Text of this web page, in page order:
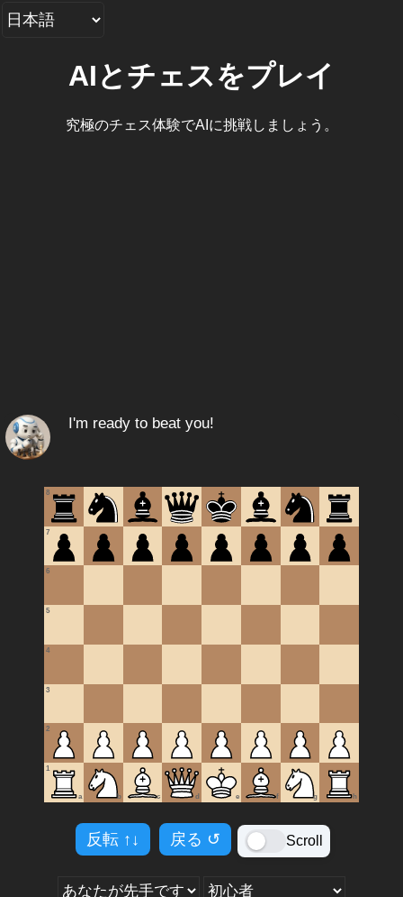
AIとチェスをプレイ
究極のチェス体験でAIに挑戦しましょう。
I'm ready to beat you!
8
7
6
5
4
3
2
1
a b c d e f g h
反転 ↑↓ 戻る ↺ Scroll